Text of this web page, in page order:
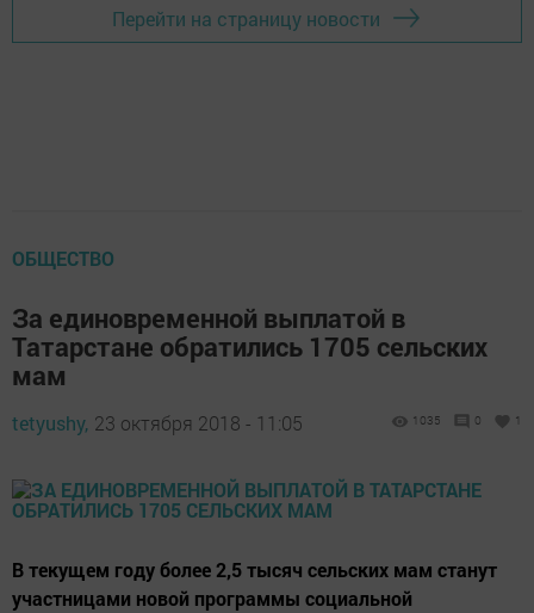
Перейти на страницу новости
ОБЩЕСТВО
За единовременной выплатой в
Татарстане обратились 1705 сельских
мам
tetyushy, 23 октября 2018 - 11:05 1035 0 1
В текущем году более 2,5 тысяч сельских мам станут
участницами новой программы социальной